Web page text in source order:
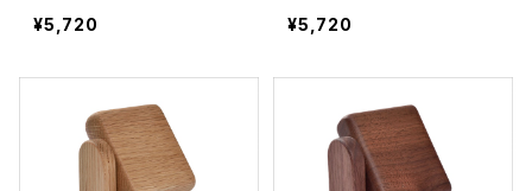
¥5,720
¥5,720